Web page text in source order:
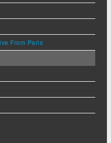
From Paris